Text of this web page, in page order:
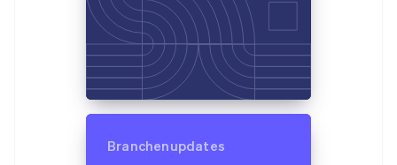
Branchenupdates
English
English
Kanada
EnglishFrançais
Kroatien